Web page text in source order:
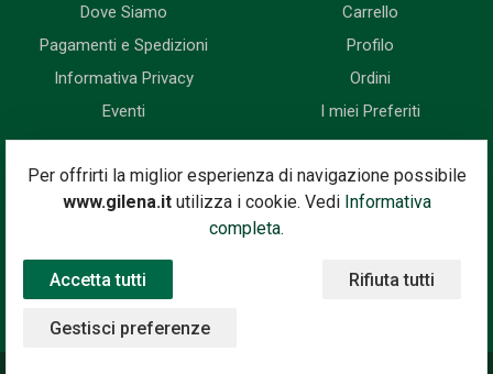
Per offrirti la miglior esperienza di navigazione possibile
www.gilena.itutilizza i cookie. Vedi Informativa
completa.
Accetta tutti Rifiuta tutti
Gestisci preferenze
Dove Siamo
Pagamenti e Spedizioni
Informativa Privacy
Eventi
Carrello
Profilo
Ordini
I miei Preferiti
Newsletter
Iscriviti subito alla nostra newsletter. Riceverai prima di tutti le
novità, le offerte, i prossimi eventi...
Indirizzo Email
Iscriviti